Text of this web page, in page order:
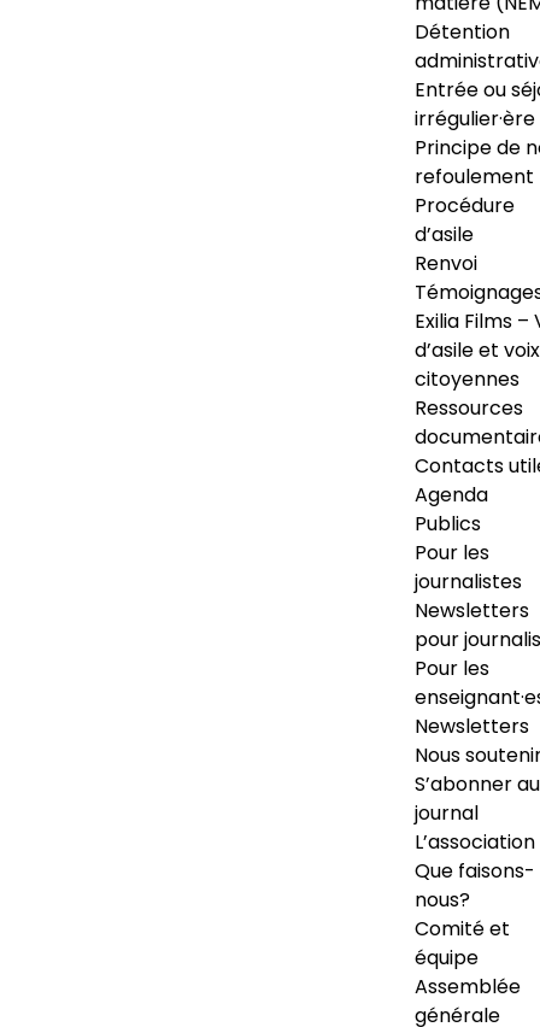
Détention
Entrée ou
irrégulier·ère
Principe de
refoulement
Procédure
d’asile
Renvoi
Exilia Films –
d’asile et voix
citoyennes
Ressources
Contacts
Agenda
Publics
Pour les
journalistes
Newsletters
pour
Pour les
Newsletters
Nous
S’abonner au
journal
L’association
Que faisons-
nous?
Comité et
équipe
Assemblée
générale